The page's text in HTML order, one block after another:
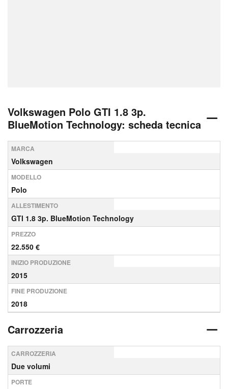
Volkswagen Polo GTI 1.8 3p.
BlueMotion Technology: scheda tecnica
MARCA
Volkswagen
MODELLO
Polo
ALLESTIMENTO
GTI 1.8 3p. BlueMotion Technology
PREZZO
22.550 €
INIZIO PRODUZIONE
2015
FINE PRODUZIONE
2018
Carrozzeria
CARROZZERIA
Due volumi
PORTE